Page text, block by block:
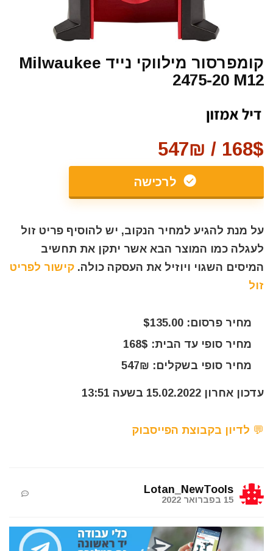
קומפרסור מילווקי נייד Milwaukee
2475-20 M12
168$ / 547₪
לרכישה
על מנת להגיע למחיר הנקוב, יש להוסיף פריט זול
לעגלה כמו המוצר הבא אשר יתקן את תחשיב
המיסים השגוי ויוזיל את העסקה כולה. קישור לפריט
זול
מחיר פרסום: $135.00
מחיר סופי עד הבית: 168$
מחיר סופי בשקלים: 547₪
עדכון אחרון 15.02.2022 בשעה 13:51
💬 לדיון בקבוצת הפייסבוק
Lotan_NewTools
15 בפברואר 2022